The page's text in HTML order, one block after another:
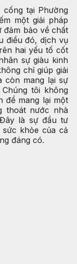
tại Phường
một giải pháp
đảm bảo về chất
điều đó, dịch vụ
hai yếu tố cốt
sự giàu kinh
chỉ giúp giải
còn mang lại sự
tôi không
để mang lại một
thoát nước nhà
là sự đầu tư
khỏe của cả
đáng có.